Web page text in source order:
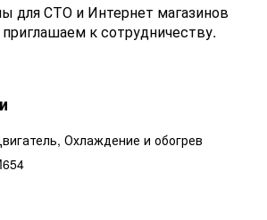
для СТО и Интернет магазинов
к сотрудничеству.
Охлаждение и обогрев